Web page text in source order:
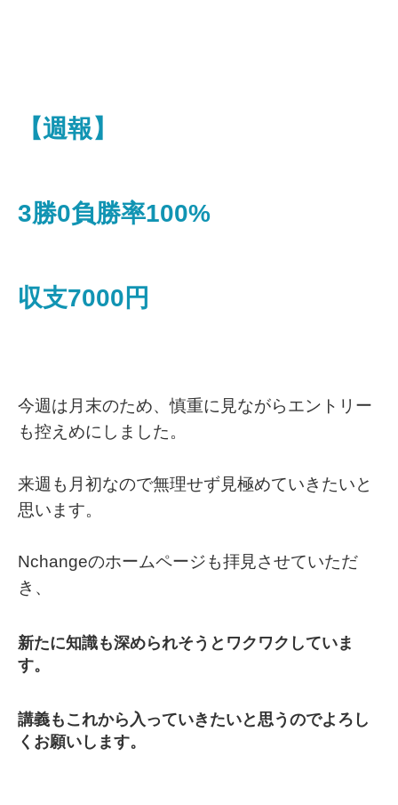
【週報】
3勝0負勝率100%
収支7000円
今週は月末のため、慎重に見ながらエントリー
も控えめにしました。
来週も月初なので無理せず見極めていきたいと
思います。
Nchangeのホームページも拝見させていただ
き、
新たに知識も深められそうとワクワクしていま
す。
講義もこれから入っていきたいと思うのでよろし
くお願いします。